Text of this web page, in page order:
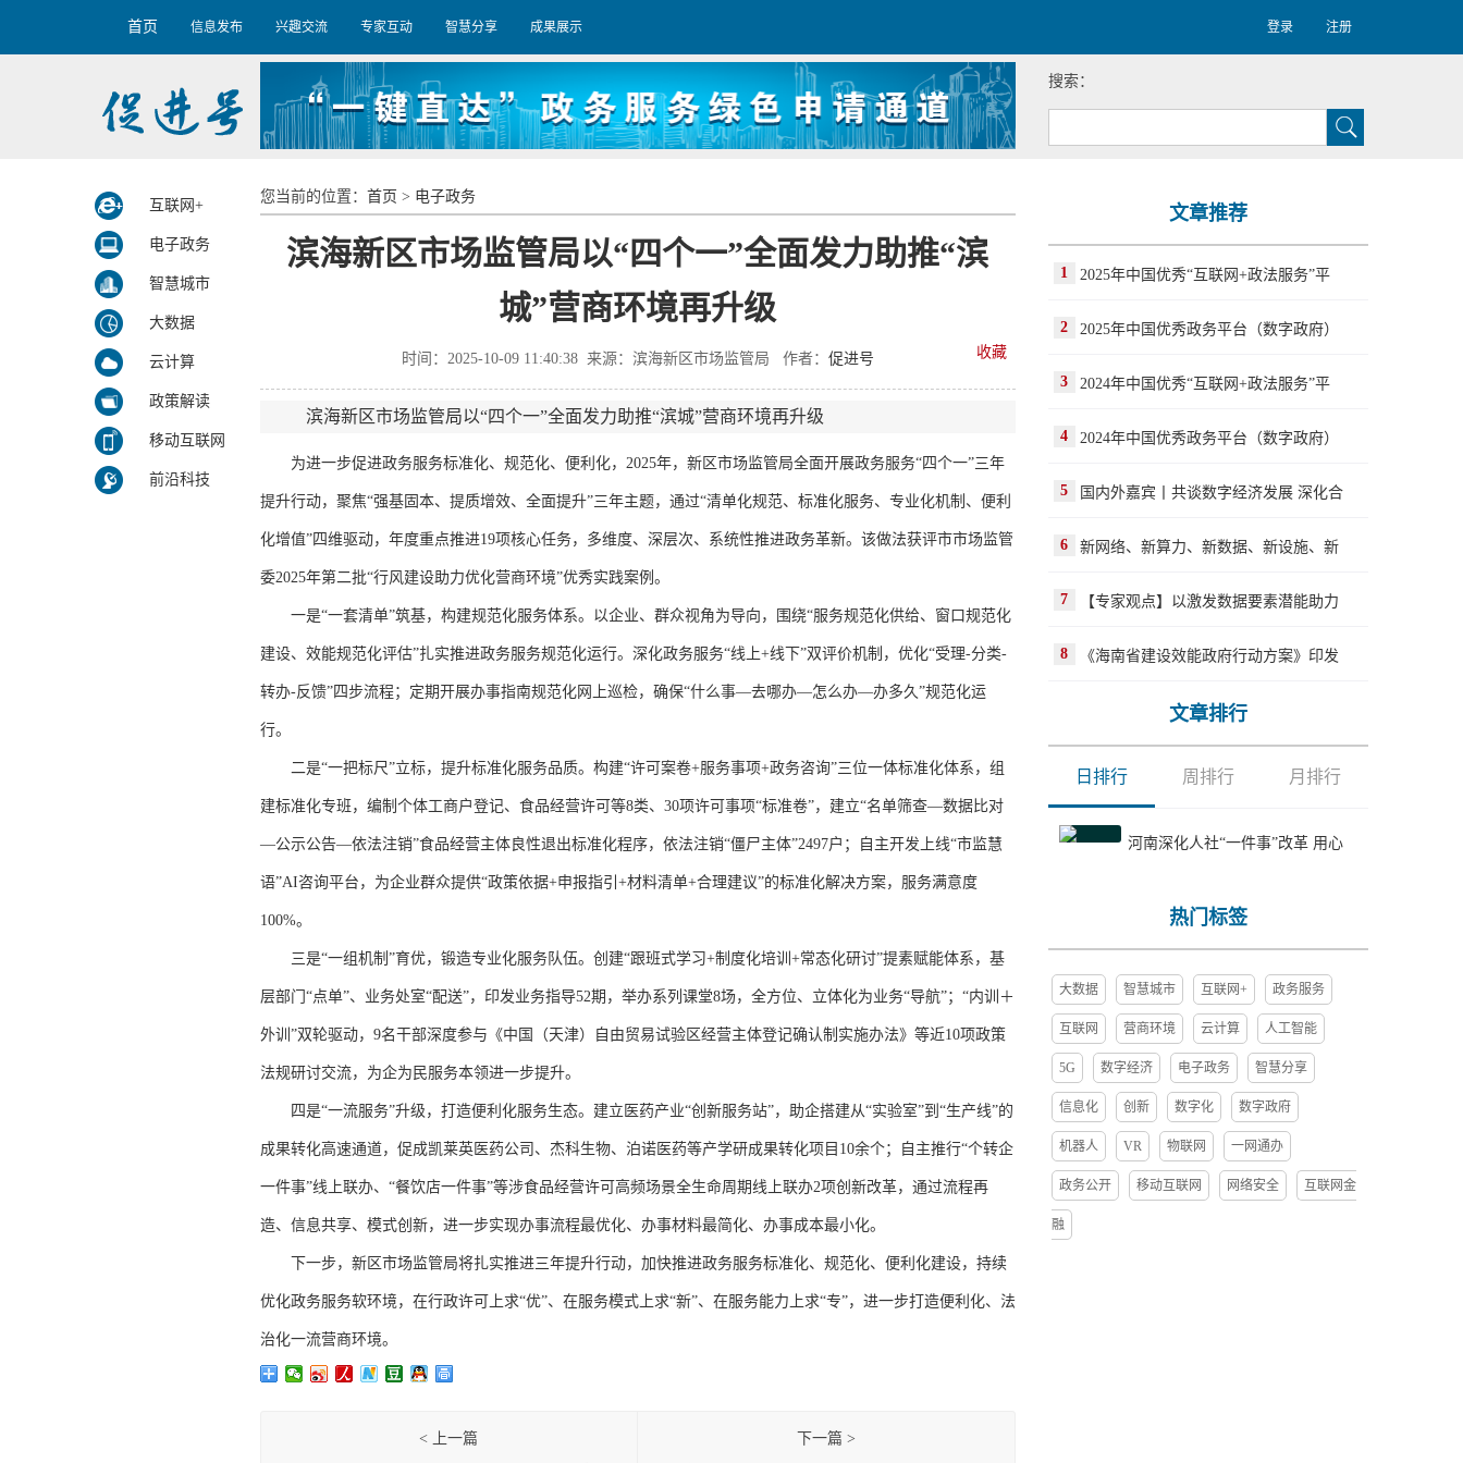
首页 信息发布 兴趣交流 专家互动 智慧分享 成果展示 登录 注册
搜索：
互联网+
电子政务
智慧城市
大数据
云计算
政策解读
移动互联网
前沿科技
您当前的位置： 首页 > 电子政务
滨海新区市场监管局以“四个一”全面发力助推“滨
城”营商环境再升级
时间：2025-10-09 11:40:38 来源：滨海新区市场监管局 作者： 促进号 收藏
滨海新区市场监管局以“四个一”全面发力助推“滨城”营商环境再升级
为进一步促进政务服务标准化、规范化、便利化，2025年，新区市场监管局全面开展政务服务“四个一”三年
提升行动，聚焦“强基固本、提质增效、全面提升”三年主题，通过“清单化规范、标准化服务、专业化机制、便利
化增值”四维驱动，年度重点推进19项核心任务，多维度、深层次、系统性推进政务革新。该做法获评市市场监管
委2025年第二批“行风建设助力优化营商环境”优秀实践案例。
一是“一套清单”筑基，构建规范化服务体系。以企业、群众视角为导向，围绕“服务规范化供给、窗口规范化
建设、效能规范化评估”扎实推进政务服务规范化运行。深化政务服务“线上+线下”双评价机制，优化“受理-分类-
转办-反馈”四步流程；定期开展办事指南规范化网上巡检，确保“什么事—去哪办—怎么办—办多久”规范化运
行。
二是“一把标尺”立标，提升标准化服务品质。构建“许可案卷+服务事项+政务咨询”三位一体标准化体系，组
建标准化专班，编制个体工商户登记、食品经营许可等8类、30项许可事项“标准卷”，建立“名单筛查—数据比对
—公示公告—依法注销”食品经营主体良性退出标准化程序，依法注销“僵尸主体”2497户；自主开发上线“市监慧
语”AI咨询平台，为企业群众提供“政策依据+申报指引+材料清单+合理建议”的标准化解决方案，服务满意度
100%。
三是“一组机制”育优，锻造专业化服务队伍。创建“跟班式学习+制度化培训+常态化研讨”提素赋能体系，基
层部门“点单”、业务处室“配送”，印发业务指导52期，举办系列课堂8场，全方位、立体化为业务“导航”；“内训＋
外训”双轮驱动，9名干部深度参与《中国（天津）自由贸易试验区经营主体登记确认制实施办法》等近10项政策
法规研讨交流，为企为民服务本领进一步提升。
四是“一流服务”升级，打造便利化服务生态。建立医药产业“创新服务站”，助企搭建从“实验室”到“生产线”的
成果转化高速通道，促成凯莱英医药公司、杰科生物、泊诺医药等产学研成果转化项目10余个；自主推行“个转企
一件事”线上联办、“餐饮店一件事”等涉食品经营许可高频场景全生命周期线上联办2项创新改革，通过流程再
造、信息共享、模式创新，进一步实现办事流程最优化、办事材料最简化、办事成本最小化。
下一步，新区市场监管局将扎实推进三年提升行动，加快推进政务服务标准化、规范化、便利化建设，持续
优化政务服务软环境，在行政许可上求“优”、在服务模式上求“新”、在服务能力上求“专”，进一步打造便利化、法
治化一流营商环境。
< 上一篇 下一篇 >
文章推荐
1 2025年中国优秀“互联网+政法服务”平
2 2025年中国优秀政务平台（数字政府）
3 2024年中国优秀“互联网+政法服务”平
4 2024年中国优秀政务平台（数字政府）
5 国内外嘉宾丨共谈数字经济发展 深化合
6 新网络、新算力、新数据、新设施、新
7 【专家观点】以激发数据要素潜能助力
8 《海南省建设效能政府行动方案》印发
文章排行
日排行 周排行 月排行
河南深化人社“一件事”改革 用心
热门标签
大数据 智慧城市 互联网+ 政务服务
互联网 营商环境 云计算 人工智能
5G 数字经济 电子政务 智慧分享
信息化 创新 数字化 数字政府
机器人 VR 物联网 一网通办
政务公开 移动互联网 网络安全 互联网金
融